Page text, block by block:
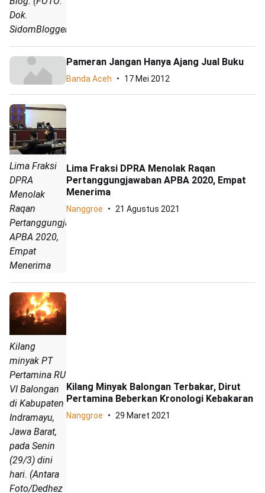
Dok.
SidomBlogger)
Pameran Jangan Hanya Ajang Jual Buku
Banda Aceh 17 Mei 2012
Lima Fraksi
DPRA
Menolak
Raqan
Pertanggungjawaban
APBA 2020,
Empat
Menerima
Lima Fraksi DPRA Menolak Raqan
Pertanggungjawaban APBA 2020, Empat
Menerima
Nanggroe 21 Agustus 2021
Kilang
minyak PT
Pertamina RU
VI Balongan
di Kabupaten
Indramayu,
Jawa Barat,
pada Senin
(29/3) dini
hari. (Antara
Foto/Dedhez
Kilang Minyak Balongan Terbakar, Dirut
Pertamina Beberkan Kronologi Kebakaran
Nanggroe 29 Maret 2021